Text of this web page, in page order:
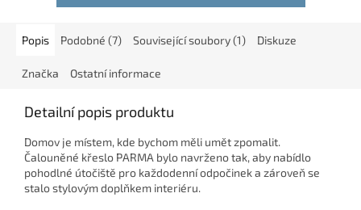
Popis Podobné (7) Související soubory (1) Diskuze
Značka Ostatní informace
Detailní popis produktu
Domov je místem, kde bychom měli umět zpomalit.
Čalouněné křeslo PARMA bylo navrženo tak, aby nabídlo
pohodlné útočiště pro každodenní odpočinek a zároveň se
stalo stylovým doplňkem interiéru.